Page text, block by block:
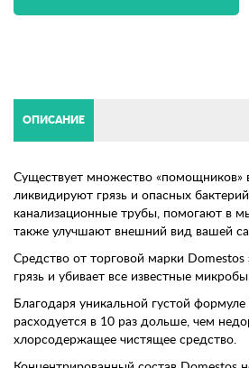
ОПИСАНИЕ
Существует множество «помощников»
ликвидируют грязь и опасных
канализационные трубы, помогают в
также улучшают внешний вид вашей
Средство от торговой марки Domestos
грязь и убивает все известные
Благодаря уникальной густой
расходуется в 10 раз дольше, чем
хлорсодержащее чистящее средство.